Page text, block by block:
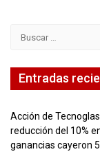
Entradas
Acción de
reducción del 10%
ganancias cayeron